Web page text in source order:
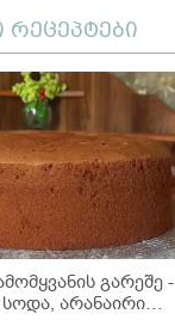
რეცეპტები
გარეშე -
არანაირი